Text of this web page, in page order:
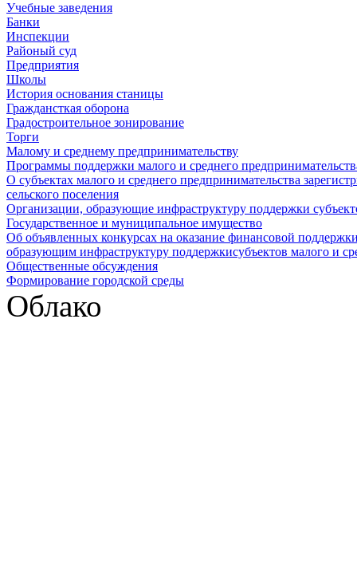
Учебные заведения
Банки
Инспекции
Районый суд
Предприятия
Школы
История основания станицы
Граждансткая оборона
Градостроительное зонирование
Торги
Малому и среднему предпринимательству
Программы поддержки малого и среднего
О субъектах малого и среднего предпринимательства
сельского поселения
Организации, образующие инфраструктуру поддержки
Государственное и муниципальное имущество
Об объявленных конкурсах на оказание финансовой
образующим инфраструктуру поддержкисубъектов малого и
Общественные обсуждения
Формирование городской среды
Облако